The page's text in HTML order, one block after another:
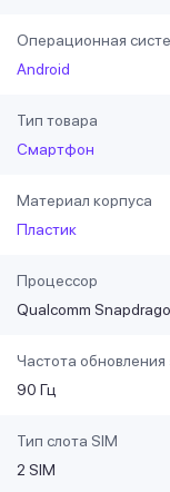
Операционная
Android
Тип товара
Смартфон
Материал корпуса
Пластик
Процессор
Qualcomm
Частота обновления
90 Гц
Тип слота SIM
2 SIM